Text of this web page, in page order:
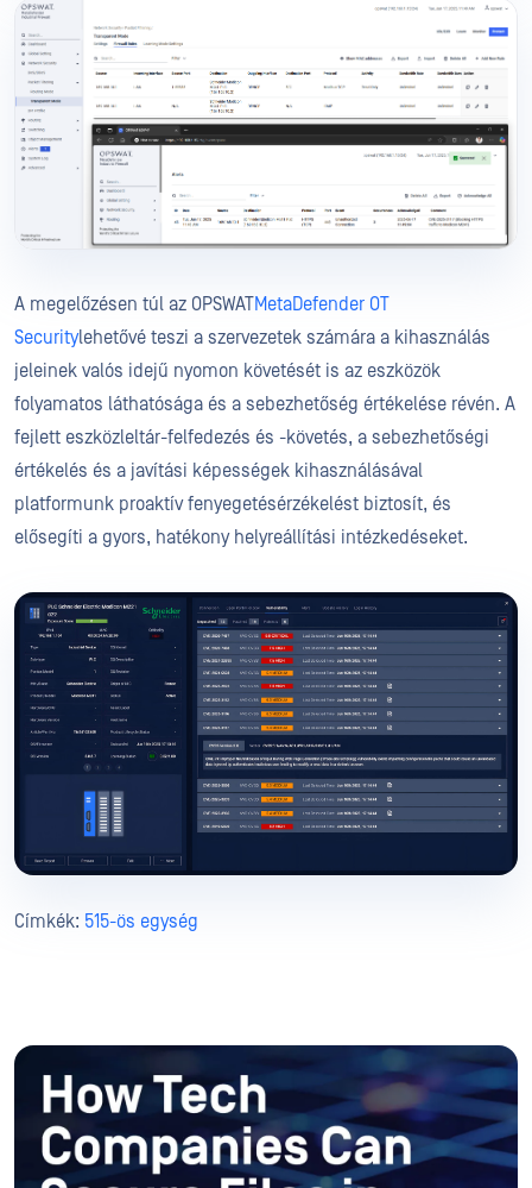
A megelőzésen túl az OPSWATMetaDefender OT
Securitylehetővé teszi a szervezetek számára a kihasználás
jeleinek valós idejű nyomon követését is az eszközök
folyamatos láthatósága és a sebezhetőség értékelése révén. A
fejlett eszközleltár-felfedezés és -követés, a sebezhetőségi
értékelés és a javítási képességek kihasználásával
platformunk proaktív fenyegetésérzékelést biztosít, és
elősegíti a gyors, hatékony helyreállítási intézkedéseket.
Címkék: 515-ös egység